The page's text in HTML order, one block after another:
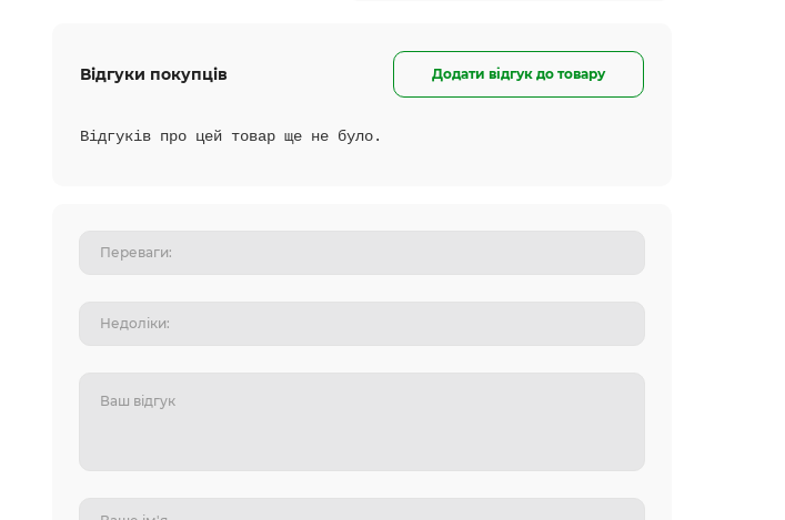
Відгуки покупців Додати відгук до товару
Відгуків про цей товар ще не було.